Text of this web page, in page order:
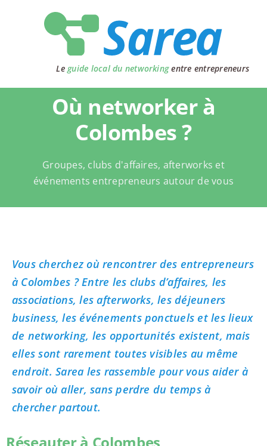
Le guide local du networkingentre entrepreneurs
Où networker à
Colombes ?
Groupes, clubs d'affaires, afterworks et
événements entrepreneurs autour de vous
Vous cherchez où rencontrer des entrepreneurs
à Colombes ? Entre les clubs d’affaires, les
associations, les afterworks, les déjeuners
business, les événements ponctuels et les lieux
de networking, les opportunités existent, mais
elles sont rarement toutes visibles au même
endroit. Sarea les rassemble pour vous aider à
savoir où aller, sans perdre du temps à
chercher partout.
Réseauter à Colombes